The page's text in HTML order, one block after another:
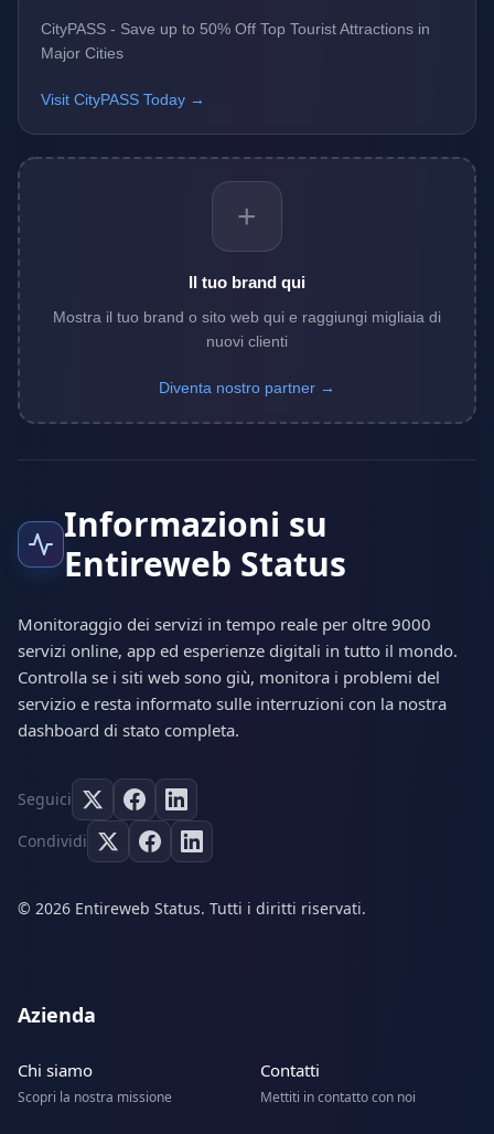
CityPASS - Save up to 50% Off Top Tourist Attractions in
Major Cities
Visit CityPASS Today →
+
Il tuo brand qui
Mostra il tuo brand o sito web qui e raggiungi migliaia di
nuovi clienti
Diventa nostro partner →
Informazioni su
Entireweb Status
Monitoraggio dei servizi in tempo reale per oltre 9000
servizi online, app ed esperienze digitali in tutto il mondo.
Controlla se i siti web sono giù, monitora i problemi del
servizio e resta informato sulle interruzioni con la nostra
dashboard di stato completa.
Seguici
Condividi
© 2026 Entireweb Status. Tutti i diritti riservati.
Azienda
Chi siamo
Scopri la nostra missione
Contatti
Mettiti in contatto con noi